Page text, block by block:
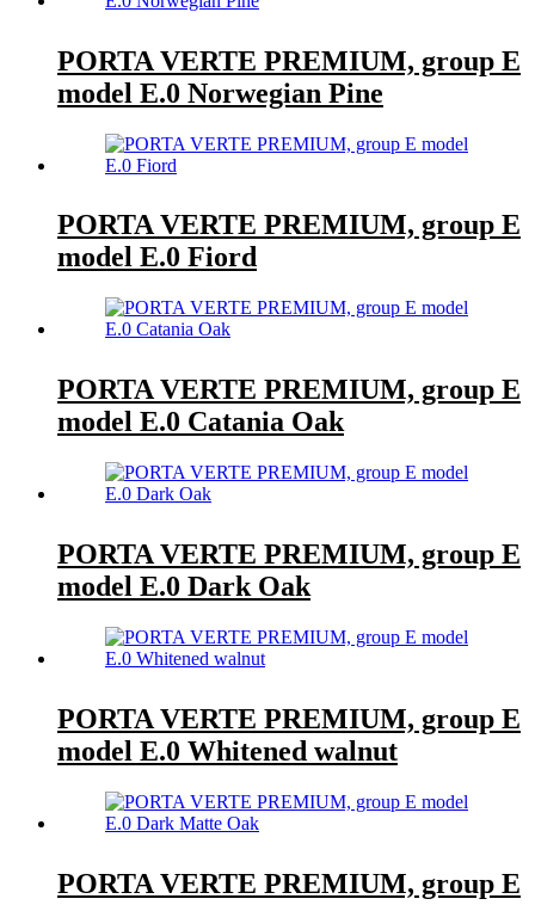
PORTA VERTE PREMIUM, group E
model E.0 Norwegian Pine
PORTA VERTE PREMIUM, group E
model E.0 Fiord
PORTA VERTE PREMIUM, group E
model E.0 Catania Oak
PORTA VERTE PREMIUM, group E
model E.0 Dark Oak
PORTA VERTE PREMIUM, group E
model E.0 Whitened walnut
PORTA VERTE PREMIUM, group E